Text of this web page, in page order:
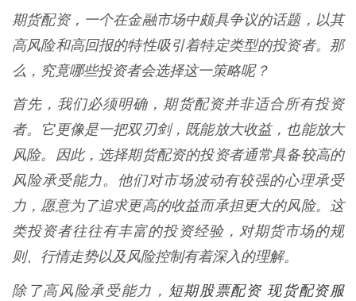
期货配资，一个在金融市场中颇具争议的话题，以其
高风险和高回报的特性吸引着特定类型的投资者。那
么，究竟哪些投资者会选择这一策略呢？
首先，我们必须明确，期货配资并非适合所有投资
者。它更像是一把双刃剑，既能放大收益，也能放大
风险。因此，选择期货配资的投资者通常具备较高的
风险承受能力。他们对市场波动有较强的心理承受
力，愿意为了追求更高的收益而承担更大的风险。这
类投资者往往有丰富的投资经验，对期货市场的规
则、行情走势以及风险控制有着深入的理解。
除了高风险承受能力， 短期股票配资 现货配资服